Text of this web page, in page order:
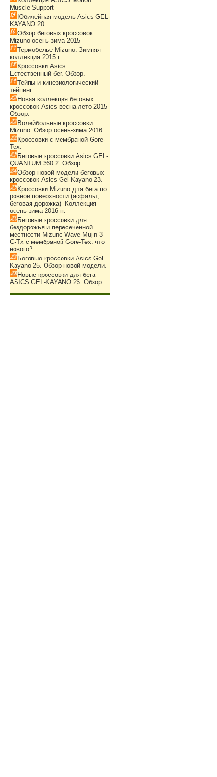
Muscle Support
Юбилейная модель Asics GEL-
KAYANO 20
Обзор беговых кроссовок
Mizuno осень-зима 2015
Термобелье Mizuno. Зимняя
коллекция 2015 г.
Кроссовки Asics.
Естественный бег. Обзор.
Тейпы и кинезиологический
тейпинг.
Новая коллекция беговых
кроссовок Asics весна-лето 2015.
Обзор.
Волейбольные кроссовки
Mizuno. Обзор осень-зима 2016.
Кроссовки с мембраной Gore-
Tex.
Беговые кроссовки Asics GEL-
QUANTUM 360 2. Обзор.
Обзор новой модели беговых
кроссовок Asics Gel-Kayano 23.
Кроссовки Mizuno для бега по
ровной поверхности (асфальт,
беговая дорожка). Коллекция
осень-зима 2016 гг.
Беговые кроссовки для
бездорожья и пересеченной
местности Mizuno Wave Mujin 3
G-Tx с мембраной Gore-Tex: что
нового?
Беговые кроссовки Asics Gel
Kayano 25. Обзор новой модели.
Новые кроссовки для бега
ASICS GEL-KAYANO 26. Обзор.